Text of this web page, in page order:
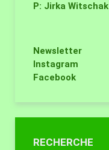
P: Jirka Witschak
Newsletter
Instagram
Facebook
RECHERCHE